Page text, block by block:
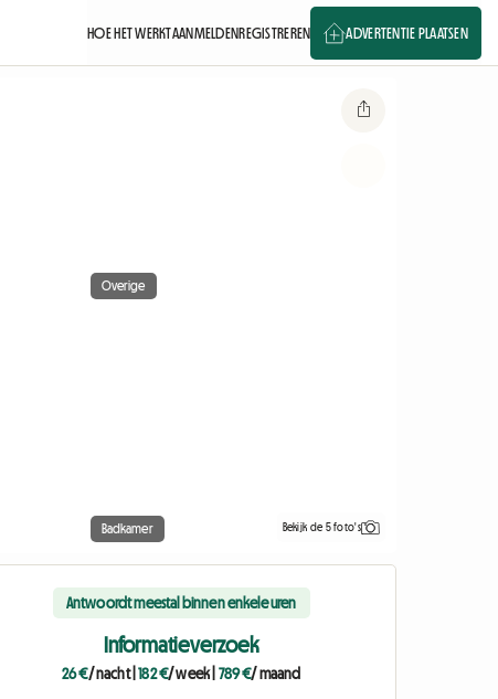
HOE HET WERKTAANMELDENREGISTREREN ADVERTENTIE PLAATSEN
Overige
Badkamer Bekijk de 5 foto's
Antwoordt meestal binnen enkele uren
Informatieverzoek
26 €/ nacht|182 €/ week| 789 €/ maand